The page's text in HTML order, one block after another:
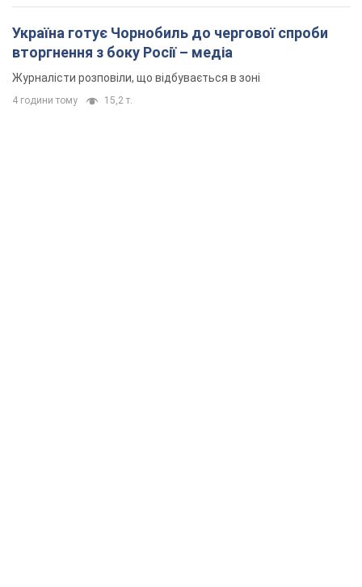
Україна готує Чорнобиль до чергової спроби
вторгнення з боку Росії – медіа
Журналісти розповіли, що відбувається в зоні
4 години тому 15,2 т.